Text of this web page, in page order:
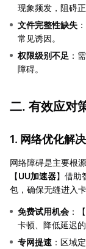
现象频发，阻碍正
文件完整性缺失
常见诱因。
权限级别不足 ：
障碍。
二. 有效应对
1. 网络优化解
网络障碍是主要根
【UU加速器】借助
包，确保无缝进入
免费试用机会 ：【
卡顿、降低延迟的
专网提速 ：区域